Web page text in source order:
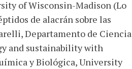
of Wisconsin-Madison (Lo
de alacrán sobre las
Departamento de Ciencia
and sustainability with
y Biológica, University